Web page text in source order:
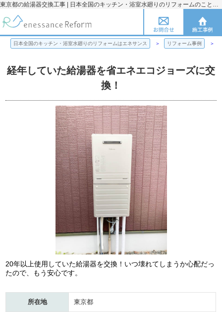
東京都の給湯器交換工事 | 日本全国のキッチン・浴室水廻りのリフォームのことならエネサンス
日本全国のキッチン・浴室水廻りのリフォームはエネサンス リフォーム事例
経年していた給湯器を省エネエコジョーズに交
換！
20年以上使用していた給湯器を交換！いつ壊れてしまうか心配だっ
たので、もう安心です。
所在地 東京都